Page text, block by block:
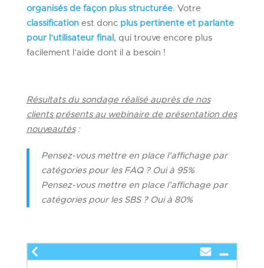
organisés de façon plus structurée. Votre
classificationest donc plus pertinente et parlante
pour l’utilisateur final , qui trouve encore plus
facilement l’aide dont il a besoin !
Résultats du sondage réalisé auprès de nos
clients présents au webinaire de présentation des
nouveautés :
Pensez-vous mettre en place l’affichage par
catégories pour les FAQ ? Oui à 95%
Pensez-vous mettre en place l’affichage par
catégories pour les SBS ? Oui à 80%